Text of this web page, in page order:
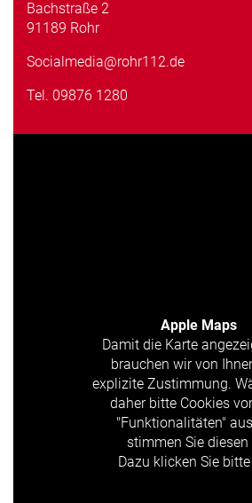
Bachstraße 2
91189 Rohr
Socialmedia@rohr112.de
Tel. 09876 1280
Apple Maps
Damit die Karte
brauchen wir von
explizite Zustimmung.
daher bitte Cookies
"Funktionalitäten"
stimmen Sie diesen
Dazu klicken Sie bitte